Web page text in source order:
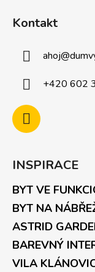
Kontakt
ahoj@
+420 602
INSPIRACE
BYT VE
BYT NA
ASTRID
BAREVNÝ
VILA